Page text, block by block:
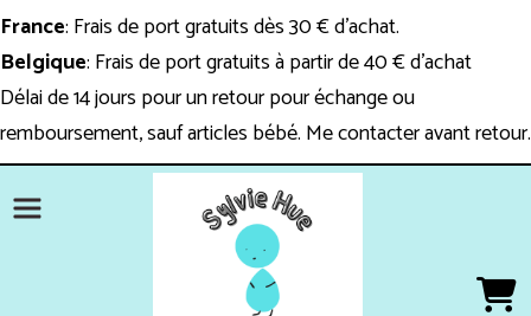
France: Frais de port gratuits dès 30 € d'achat.
Belgique: Frais de port gratuits à partir de 40 € d'achat
Délai de 14 jours pour un retour pour échange ou
remboursement, sauf articles bébé. Me contacter avant retour.